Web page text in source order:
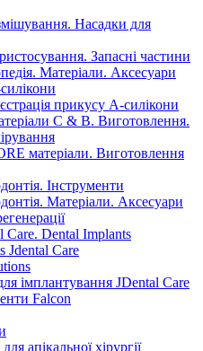
Насадки для
Запасні частини
Матеріали. Аксесуари
прикусу А-силікони
C & B. Виготовлення.
матеріали. Виготовлення
Інструменти
Матеріали. Аксесуари
Care. Dental Implants
Jdental Care
імплантування JDental Care
Falcon
апікальної хірургії